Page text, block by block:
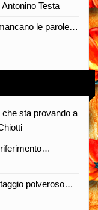
Testa
le parole…
sta provando a
polveroso…